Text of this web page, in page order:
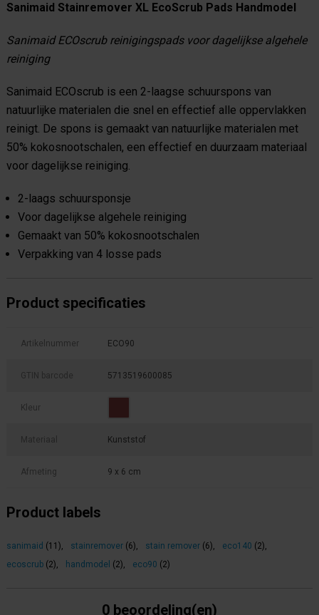
Sanimaid Stainremover XL EcoScrub Pads Handmodel
Sanimaid ECOscrub reinigingspads voor dagelijkse algehele
reiniging
Sanimaid ECOscrub is een 2-laagse schuurspons van
natuurlijke materialen die snel en effectief alle oppervlakken
reinigt. De spons is gemaakt van natuurlijke materialen met
50% kokosnootschalen, een effectief en duurzaam materiaal
voor dagelijkse reiniging.
2-laags schuursponsje
Voor dagelijkse algehele reiniging
Gemaakt van 50% kokosnootschalen
Verpakking van 4 losse pads
Product specificaties
Artikelnummer ECO90
GTIN barcode 5713519600085
Kleur
Materiaal Kunststof
Afmeting 9 x 6 cm
Product labels
sanimaid (11), stainremover (6), stain remover (6), eco140 (2),
ecoscrub (2), handmodel (2), eco90 (2)
0 beoordeling(en)